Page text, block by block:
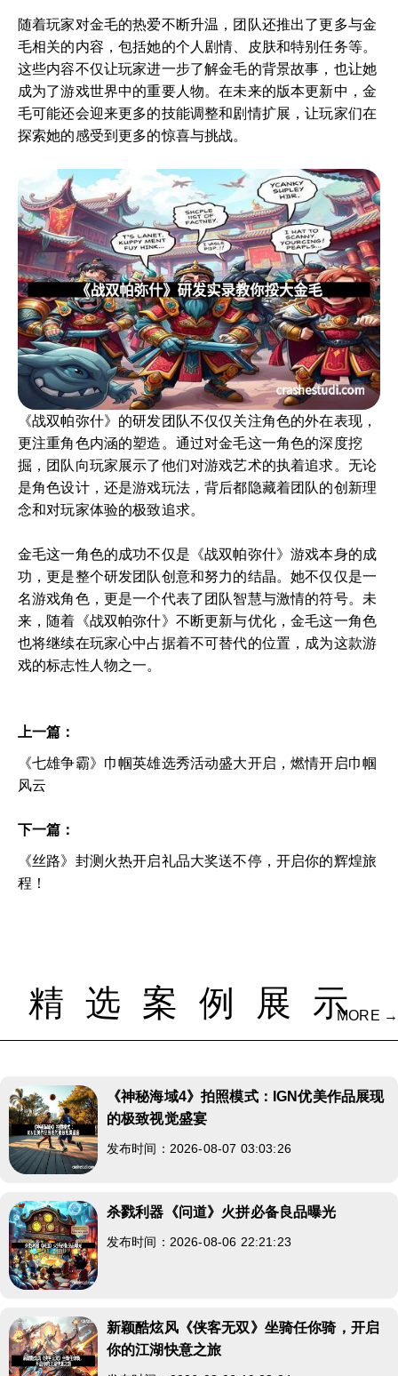
随着玩家对金毛的热爱不断升温，团队还推出了更多与金
毛相关的内容，包括她的个人剧情、皮肤和特别任务等。
这些内容不仅让玩家进一步了解金毛的背景故事，也让她
成为了游戏世界中的重要人物。在未来的版本更新中，金
毛可能还会迎来更多的技能调整和剧情扩展，让玩家们在
探索她的感受到更多的惊喜与挑战。
《战双帕弥什》的研发团队不仅仅关注角色的外在表现，
更注重角色内涵的塑造。通过对金毛这一角色的深度挖
掘，团队向玩家展示了他们对游戏艺术的执着追求。无论
是角色设计，还是游戏玩法，背后都隐藏着团队的创新理
念和对玩家体验的极致追求。
金毛这一角色的成功不仅是《战双帕弥什》游戏本身的成
功，更是整个研发团队创意和努力的结晶。她不仅仅是一
名游戏角色，更是一个代表了团队智慧与激情的符号。未
来，随着《战双帕弥什》不断更新与优化，金毛这一角色
也将继续在玩家心中占据着不可替代的位置，成为这款游
戏的标志性人物之一。
上一篇：
《七雄争霸》巾帼英雄选秀活动盛大开启，燃情开启巾帼
风云
下一篇：
《丝路》封测火热开启礼品大奖送不停，开启你的辉煌旅
程！
精选案例展示MORE →
《神秘海域4》拍照模式：IGN优美作品展现
的极致视觉盛宴
发布时间：2026-08-07 03:03:26
杀戮利器《问道》火拼必备良品曝光
发布时间：2026-08-06 22:21:23
新颖酷炫风《侠客无双》坐骑任你骑，开启
你的江湖快意之旅